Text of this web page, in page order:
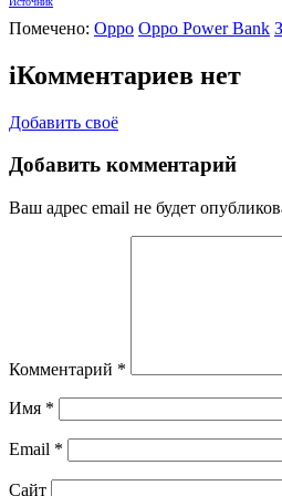
Помечено: Oppo Oppo Power Bank
iКомментариев нет
Добавить своё
Добавить комментарий
Ваш адрес email не будет
Комментарий *
Имя *
Email *
Сайт